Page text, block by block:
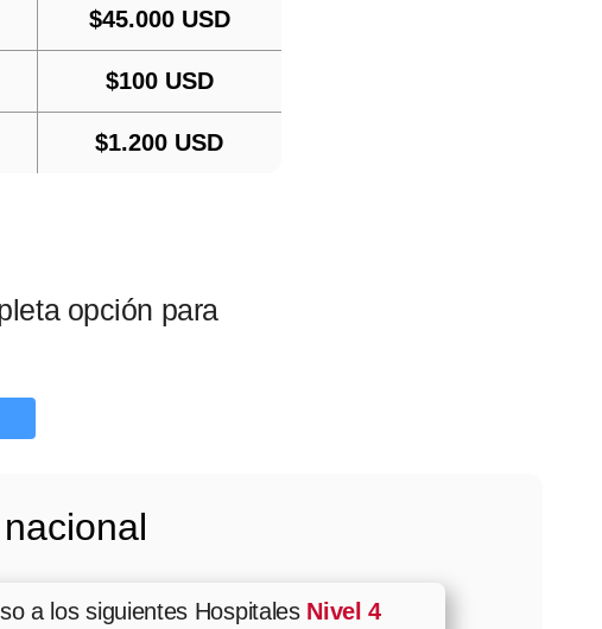
$45.000 USD
$100 USD
$1.200 USD
opción para
nacional
a los siguientes Hospitales Nivel 4